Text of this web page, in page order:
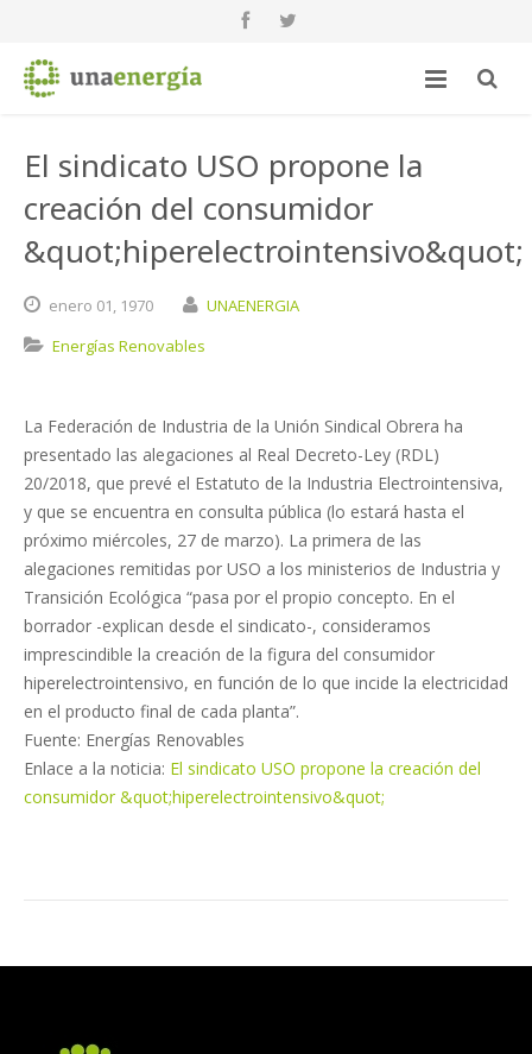
El sindicato USO propone la
creación del consumidor
&quot;hiperelectrointensivo&quot;
enero 01, 1970
UNAENERGIA
Energías Renovables
La Federación de Industria de la Unión Sindical Obrera ha
presentado las alegaciones al Real Decreto-Ley (RDL)
20/2018, que prevé el Estatuto de la Industria Electrointensiva,
y que se encuentra en consulta pública (lo estará hasta el
próximo miércoles, 27 de marzo). La primera de las
alegaciones remitidas por USO a los ministerios de Industria y
Transición Ecológica “pasa por el propio concepto. En el
borrador -explican desde el sindicato-, consideramos
imprescindible la creación de la figura del consumidor
hiperelectrointensivo, en función de lo que incide la electricidad
en el producto final de cada planta”.
Fuente: Energías Renovables
Enlace a la noticia: El sindicato USO propone la creación del
consumidor &quot;hiperelectrointensivo&quot;